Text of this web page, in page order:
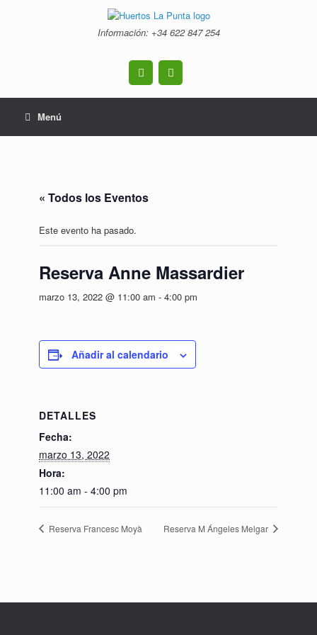
Información: +34 ‭622 847 254‬
Menú
« Todos los Eventos
Este evento ha pasado.
Reserva Anne Massardier
marzo 13, 2022 @ 11:00 am - 4:00 pm
Añadir al calendario
DETALLES
Fecha:
marzo 13, 2022
Hora:
11:00 am - 4:00 pm
Reserva Francesc Moyà Reserva M Ángeles Melgar